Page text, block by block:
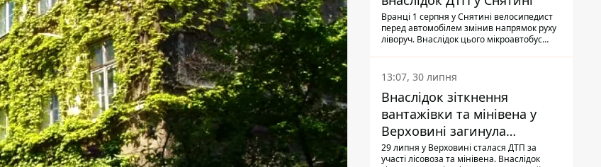
Вранці 1 серпня у Снятині велосипедист
перед автомобілем змінив напрямок руху
ліворуч. Внаслідок цього мікроавтобус
13:07, 30 липня
Внаслідок зіткнення
вантажівки та мінівена у
Верховині загинула
пасажирка, водійка - у
29 липня у Верховині сталася ДТП за
участі лісовоза та мінівена. Внаслідок